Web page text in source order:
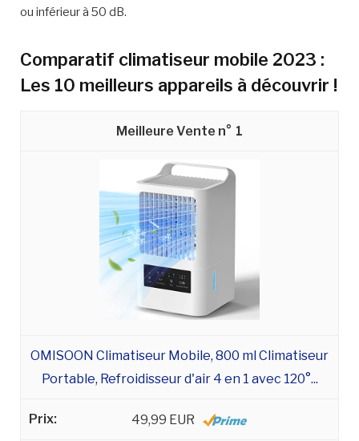
ou inférieur à 50 dB.
Comparatif climatiseur mobile 2023 :
Les 10 meilleurs appareils à découvrir !
1
OMISOON Climatiseur Mobile, 800 ml Climatiseur
Portable, Refroidisseur d'air 4 en 1 avec 120°...
49,99 EUR